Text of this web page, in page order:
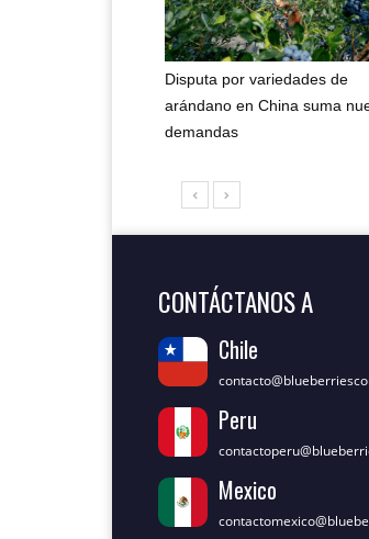
Disputa por variedades de
arándano en China suma
demandas
CONTÁCTANOS A
Chile
Peru
Mexico